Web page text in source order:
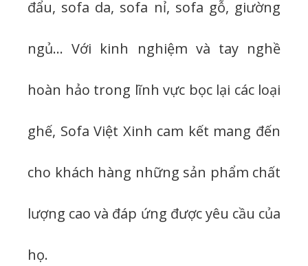
đẩu, sofa da, sofa nỉ, sofa gỗ, giường
ngủ… Với kinh nghiệm và tay nghề
hoàn hảo trong lĩnh vực bọc lại các loại
ghế, Sofa Việt Xinh cam kết mang đến
cho khách hàng những sản phẩm chất
lượng cao và đáp ứng được yêu cầu của
họ.